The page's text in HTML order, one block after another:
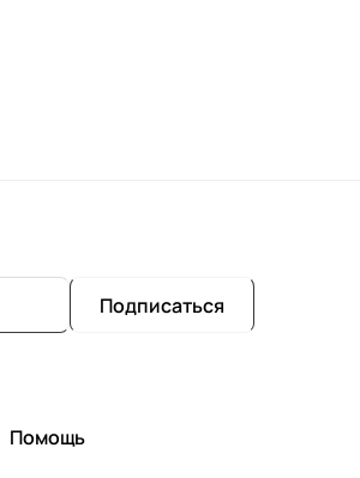
Подписаться
Помощь